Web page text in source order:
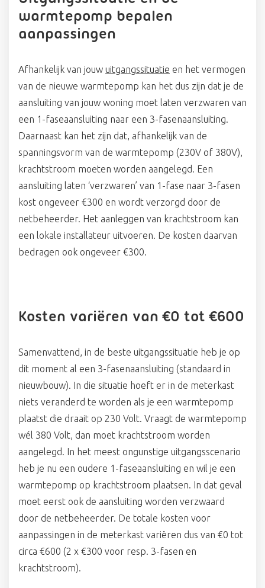
warmtepomp bepalen
aanpassingen
Afhankelijk van jouw uitgangssituatie en het vermogen
van de nieuwe warmtepomp kan het dus zijn dat je de
aansluiting van jouw woning moet laten verzwaren van
een 1-faseaansluiting naar een 3-fasenaansluiting.
Daarnaast kan het zijn dat, afhankelijk van de
spanningsvorm van de warmtepomp (230V of 380V),
krachtstroom moeten worden aangelegd. Een
aansluiting laten ‘verzwaren’ van 1-fase naar 3-fasen
kost ongeveer €300 en wordt verzorgd door de
netbeheerder. Het aanleggen van krachtstroom kan
een lokale installateur uitvoeren. De kosten daarvan
bedragen ook ongeveer €300.
Kosten variëren van €0 tot €600
Samenvattend, in de beste uitgangssituatie heb je op
dit moment al een 3-fasenaansluiting (standaard in
nieuwbouw). In die situatie hoeft er in de meterkast
niets veranderd te worden als je een warmtepomp
plaatst die draait op 230 Volt. Vraagt de warmtepomp
wél 380 Volt, dan moet krachtstroom worden
aangelegd. In het meest ongunstige uitgangsscenario
heb je nu een oudere 1-faseaansluiting en wil je een
warmtepomp op krachtstroom plaatsen. In dat geval
moet eerst ook de aansluiting worden verzwaard
door de netbeheerder. De totale kosten voor
aanpassingen in de meterkast variëren dus van €0 tot
circa €600 (2 x €300 voor resp. 3-fasen en
krachtstroom).